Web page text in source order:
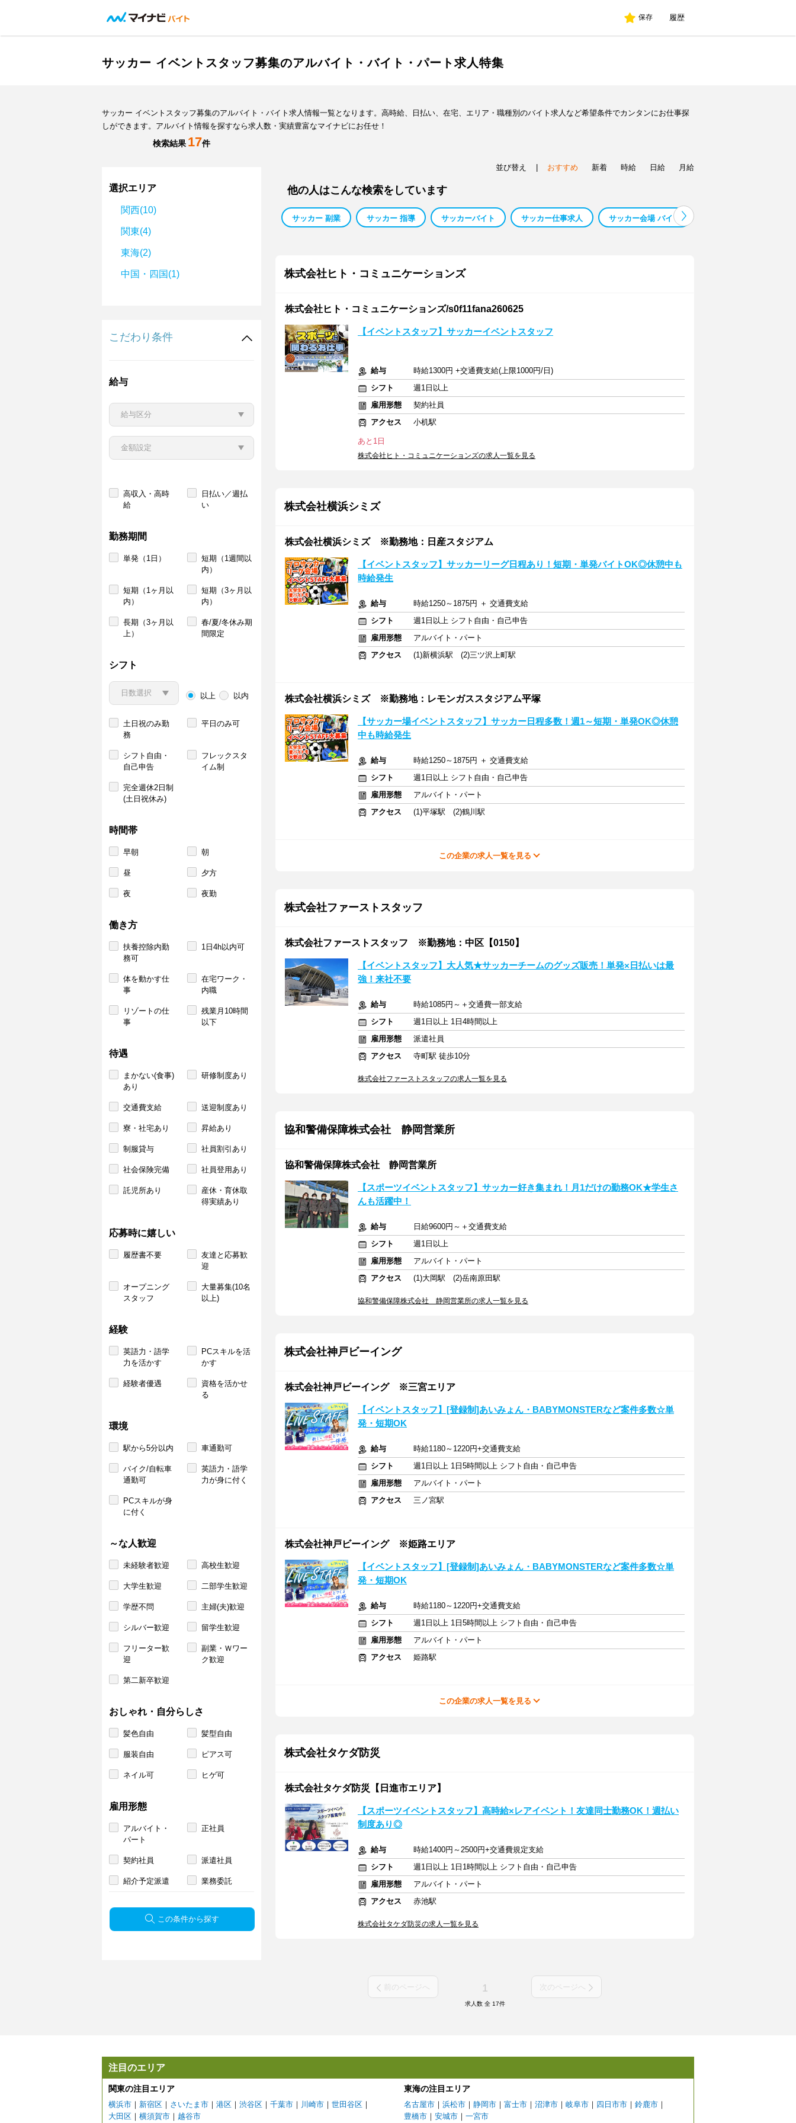
保存 履歴
サッカー イベントスタッフ募集のアルバイト・バイト・パート求人特集
サッカー イベントスタッフ募集のアルバイト・バイト求人情報一覧となります。高時給、日払い、在宅、エリア・職種別のバイト求人など希望条件でカンタンにお仕事探
しができます。アルバイト情報を探すなら求人数・実績豊富なマイナビにお任せ！
検索結果 17件
選択エリア
関西(10)
関東(4)
東海(2)
中国・四国(1)
こだわり条件
給与
高収入・高時
給
日払い／週払
い
勤務期間
単発（1日）
短期（1週間以
内）
短期（1ヶ月以
内）
短期（3ヶ月以
内）
長期（3ヶ月以
上）
春/夏/冬休み期
間限定
シフト
以上 以内
土日祝のみ勤
務
平日のみ可
シフト自由・
自己申告
フレックスタ
イム制
完全週休2日制
(土日祝休み)
時間帯
早朝 朝
昼 夕方
夜 夜勤
働き方
扶養控除内勤
務可
1日4h以内可
体を動かす仕
事
在宅ワーク・
内職
リゾートの仕
事
残業月10時間
以下
待遇
まかない(食事)
あり
研修制度あり
交通費支給 送迎制度あり
寮・社宅あり 昇給あり
制服貸与 社員割引あり
社会保険完備 社員登用あり
託児所あり
産休・育休取
得実績あり
応募時に嬉しい
履歴書不要
友達と応募歓
迎
オープニング
スタッフ
大量募集(10名
以上)
経験
英語力・語学
力を活かす
PCスキルを活
かす
経験者優遇
資格を活かせ
る
環境
駅から5分以内 車通勤可
バイク/自転車
通勤可
英語力・語学
力が身に付く
PCスキルが身
に付く
～な人歓迎
未経験者歓迎 高校生歓迎
大学生歓迎 二部学生歓迎
学歴不問 主婦(夫)歓迎
シルバー歓迎 留学生歓迎
フリーター歓
迎
副業・Ｗワー
ク歓迎
第二新卒歓迎
おしゃれ・自分らしさ
髪色自由 髪型自由
服装自由 ピアス可
ネイル可 ヒゲ可
雇用形態
アルバイト・
パート
正社員
契約社員 派遣社員
紹介予定派遣 業務委託
この条件から探す
並び替え おすすめ 新着 時給 日給 月給
他の人はこんな検索をしています
サッカー 副業 サッカー 指導 サッカーバイト サッカー仕事求人 サッカー会場 バイト
株式会社ヒト・コミュニケーションズ
株式会社ヒト・コミュニケーションズ/s0f11fana260625
【イベントスタッフ】サッカーイベントスタッフ
給与
時給1300円 +交通費支給(上限1000円/日)
シフト
週1日以上
雇用形態
契約社員
アクセス
小机駅
あと1日
株式会社ヒト・コミュニケーションズの求人一覧を見る
株式会社横浜シミズ
株式会社横浜シミズ ※勤務地：日産スタジアム
【イベントスタッフ】サッカーリーグ日程あり！短期・単発バイトOK◎休憩中も
時給発生
給与
時給1250～1875円 ＋ 交通費支給
シフト
週1日以上 シフト自由・自己申告
雇用形態
アルバイト・パート
アクセス
(1)新横浜駅 (2)三ツ沢上町駅
株式会社横浜シミズ ※勤務地：レモンガススタジアム平塚
【サッカー場イベントスタッフ】サッカー日程多数！週1～短期・単発OK◎休憩
中も時給発生
給与
時給1250～1875円 ＋ 交通費支給
シフト
週1日以上 シフト自由・自己申告
雇用形態
アルバイト・パート
アクセス
(1)平塚駅 (2)鶴川駅
この企業の求人一覧を見る
株式会社ファーストスタッフ
株式会社ファーストスタッフ ※勤務地：中区【0150】
【イベントスタッフ】大人気★サッカーチームのグッズ販売！単発×日払いは最
強！来社不要
給与
時給1085円～＋交通費一部支給
シフト
週1日以上 1日4時間以上
雇用形態
派遣社員
アクセス
寺町駅 徒歩10分
株式会社ファーストスタッフの求人一覧を見る
協和警備保障株式会社 静岡営業所
協和警備保障株式会社 静岡営業所
【スポーツイベントスタッフ】サッカー好き集まれ！月1だけの勤務OK★学生さ
んも活躍中！
給与
日給9600円～＋交通費支給
シフト
週1日以上
雇用形態
アルバイト・パート
アクセス
(1)大岡駅 (2)岳南原田駅
協和警備保障株式会社 静岡営業所の求人一覧を見る
株式会社神戸ビーイング
株式会社神戸ビーイング ※三宮エリア
【イベントスタッフ】[登録制]あいみょん・BABYMONSTERなど案件多数☆単
発・短期OK
給与
時給1180～1220円+交通費支給
シフト
週1日以上 1日5時間以上 シフト自由・自己申告
雇用形態
アルバイト・パート
アクセス
三ノ宮駅
株式会社神戸ビーイング ※姫路エリア
【イベントスタッフ】[登録制]あいみょん・BABYMONSTERなど案件多数☆単
発・短期OK
給与
時給1180～1220円+交通費支給
シフト
週1日以上 1日5時間以上 シフト自由・自己申告
雇用形態
アルバイト・パート
アクセス
姫路駅
この企業の求人一覧を見る
株式会社タケダ防災
株式会社タケダ防災【日進市エリア】
【スポーツイベントスタッフ】高時給×レアイベント！友達同士勤務OK！週払い
制度あり◎
給与
時給1400円～2500円+交通費規定支給
シフト
週1日以上 1日1時間以上 シフト自由・自己申告
雇用形態
アルバイト・パート
アクセス
赤池駅
株式会社タケダ防災の求人一覧を見る
前のページへ 1 次のページへ
求人数 全 17件
注目のエリア
関東の注目エリア 東海の注目エリア
横浜市 ｜ 新宿区 ｜ さいたま市 ｜ 港区 ｜ 渋谷区 ｜ 千葉市 ｜ 川崎市 ｜ 世田谷区 ｜
大田区 ｜ 横須賀市 ｜ 越谷市
名古屋市 ｜ 浜松市 ｜ 静岡市 ｜ 富士市 ｜ 沼津市 ｜ 岐阜市 ｜ 四日市市 ｜ 鈴鹿市 ｜
豊橋市 ｜ 安城市 ｜ 一宮市